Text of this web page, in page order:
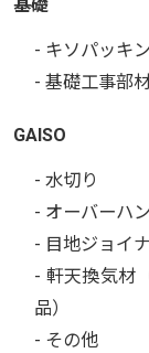
基礎
- キソパッキ
- 基礎工事部
GAISO
- 水切り
- オーバーハ
- 目地ジョイ
- 軒天換気材
品）
- その他